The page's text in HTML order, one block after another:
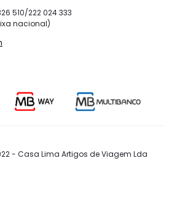
510/222 024 333
nacional)
- Casa Lima Artigos de Viagem Lda